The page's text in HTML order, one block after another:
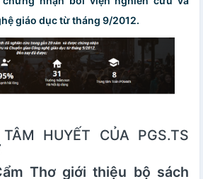
giáo dục từ tháng 9/2012.
HUYẾT CỦA PGS.TS
Thơ giới thiệu bộ sách